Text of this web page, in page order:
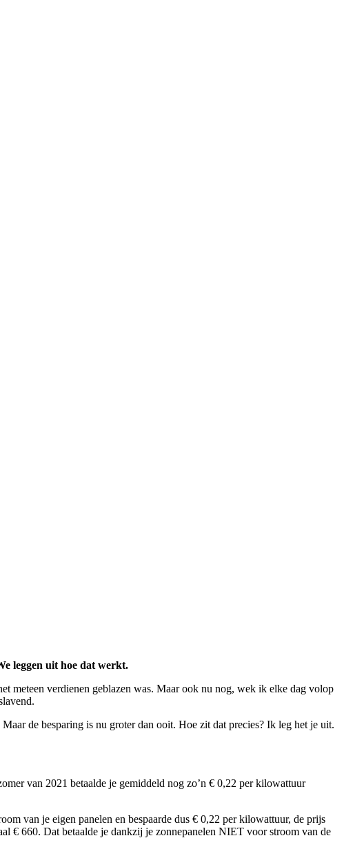
leggen uit hoe dat werkt.
meteen verdienen geblazen was. Maar ook nu nog, wek ik elke dag volop
de besparing is nu groter dan ooit. Hoe zit dat precies? Ik leg het je uit.
van 2021 betaalde je gemiddeld nog zo’n € 0,22 per kilowattuur
van je eigen panelen en bespaarde dus € 0,22 per kilowattuur, de prijs
€ 660. Dat betaalde je dankzij je zonnepanelen NIET voor stroom van de